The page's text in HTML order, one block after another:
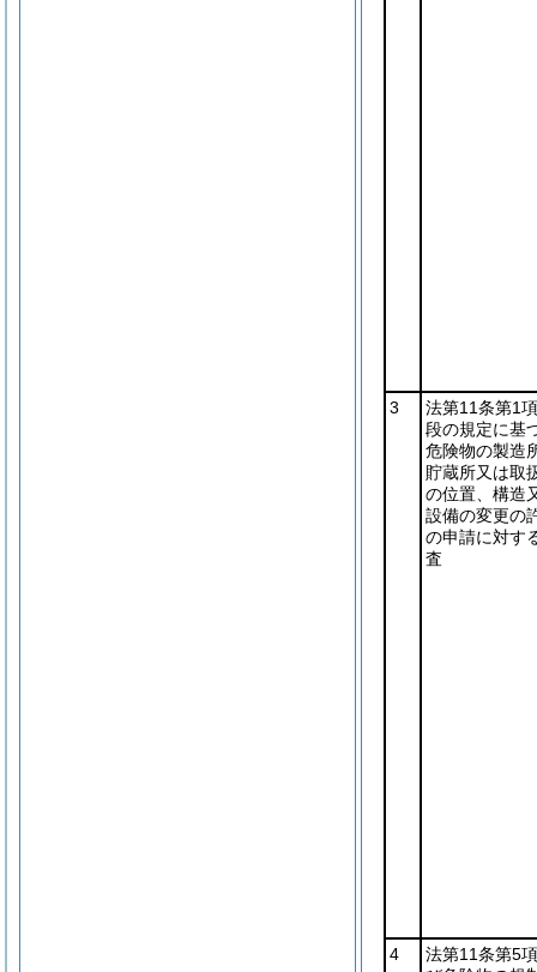
3
法第11条第1
段の規定に基
危険物の製造
貯蔵所又は取
の位置、構造
設備の変更の
の申請に対す
査
4
法第11条第5